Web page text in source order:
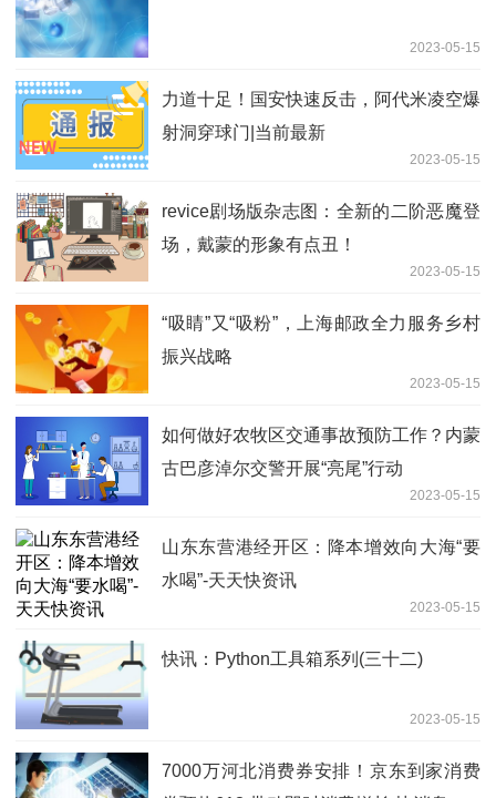
2023-05-15
力道十足！国安快速反击，阿代米凌空爆
射洞穿球门|当前最新
2023-05-15
revice剧场版杂志图：全新的二阶恶魔登
场，戴蒙的形象有点丑！
2023-05-15
“吸睛”又“吸粉”，上海邮政全力服务乡村
振兴战略
2023-05-15
如何做好农牧区交通事故预防工作？内蒙
古巴彦淖尔交警开展“亮尾”行动
2023-05-15
山东东营港经开区：降本增效向大海“要
水喝”-天天快资讯
2023-05-15
快讯：Python工具箱系列(三十二)
2023-05-15
7000万河北消费券安排！京东到家消费